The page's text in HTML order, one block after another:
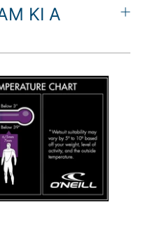
KI A